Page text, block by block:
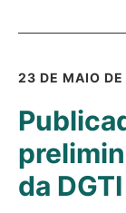
23 DE MAIO
da DGTI